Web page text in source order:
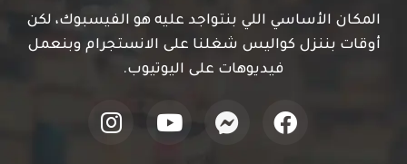
المكان الأساسي اللي بنتواجد عليه هو الفيسبوك، لكن
أوقات بننزل كواليس شغلنا على الانستجرام وبنعمل
فيديوهات على اليوتيوب.